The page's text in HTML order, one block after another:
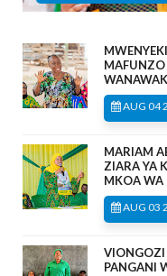
AUG 04
MARIAM
ZIARA YA
MKOA WA
AUG 03
VIONGOZI
PANGANI